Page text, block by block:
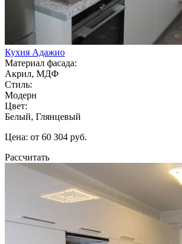
Кухня Адажио
Материал фасада:
Акрил, МДФ
Стиль:
Модерн
Цвет:
Белый, Глянцевый
Цена: от 60 304 руб.
Рассчитать